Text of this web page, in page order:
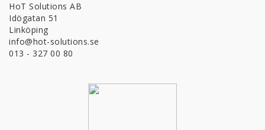
HoT Solutions AB
Idögatan 51
Linköping
info@hot-solutions.se
013 - 327 00 80